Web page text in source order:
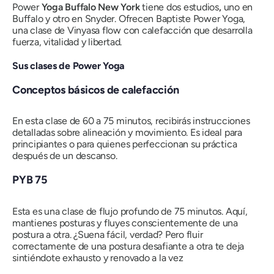
PowerYoga Buffalo New Yorktiene dos estudios, uno en
Buffalo y otro en Snyder. Ofrecen Baptiste Power Yoga,
una clase de Vinyasa flow con calefacción que desarrolla
fuerza, vitalidad y libertad.
Sus clases de Power Yoga
Conceptos básicos de calefacción
En esta clase de 60 a 75 minutos, recibirás instrucciones
detalladas sobre alineación y movimiento. Es ideal para
principiantes o para quienes perfeccionan su práctica
después de un descanso.
PYB 75
Esta es una clase de flujo profundo de 75 minutos. Aquí,
mantienes posturas y fluyes conscientemente de una
postura a otra. ¿Suena fácil, verdad? Pero fluir
correctamente de una postura desafiante a otra te deja
sintiéndote exhausto y renovado a la vez